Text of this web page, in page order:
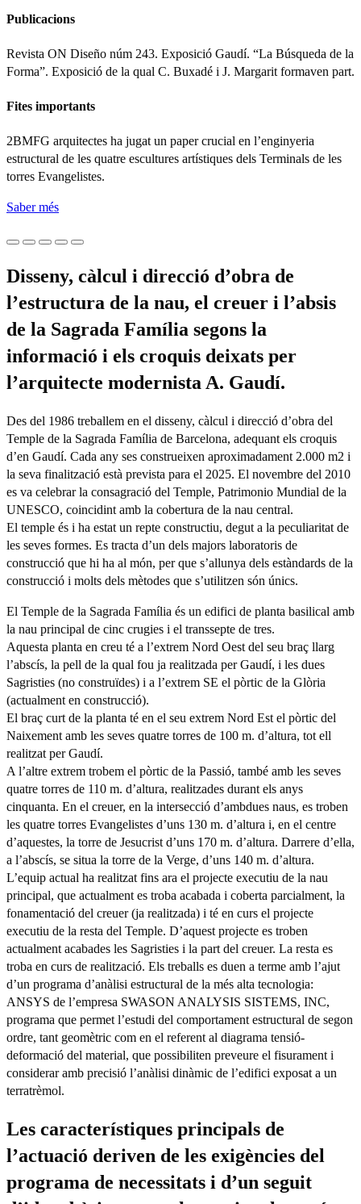
Publicacions
Revista ON Diseño núm 243. Exposició Gaudí. “La Búsqueda de la
Forma”. Exposició de la qual C. Buxadé i J. Margarit formaven part.
Fites importants
2BMFG arquitectes ha jugat un paper crucial en l’enginyeria
estructural de les quatre escultures artístiques dels Terminals de les
torres Evangelistes.
Saber més
Disseny, càlcul i direcció d’obra de
l’estructura de la nau, el creuer i l’absis
de la Sagrada Família segons la
informació i els croquis deixats per
l’arquitecte modernista A. Gaudí.
Des del 1986 treballem en el disseny, càlcul i direcció d’obra del
Temple de la Sagrada Família de Barcelona, adequant els croquis
d’en Gaudí. Cada any ses construeixen aproximadament 2.000 m2 i
la seva finalització està prevista para el 2025. El novembre del 2010
es va celebrar la consagració del Temple, Patrimonio Mundial de la
UNESCO, coincidint amb la cobertura de la nau central.
El temple és i ha estat un repte constructiu, degut a la peculiaritat de
les seves formes. Es tracta d’un dels majors laboratoris de
construcció que hi ha al món, per que s’allunya dels estàndards de la
construcció i molts dels mètodes que s’utilitzen són únics.
El Temple de la Sagrada Família és un edifici de planta basilical amb
la nau principal de cinc crugies i el transsepte de tres.
Aquesta planta en creu té a l’extrem Nord Oest del seu braç llarg
l’abscís, la pell de la qual fou ja realitzada per Gaudí, i les dues
Sagristies (no construïdes) i a l’extrem SE el pòrtic de la Glòria
(actualment en construcció).
El braç curt de la planta té en el seu extrem Nord Est el pòrtic del
Naixement amb les seves quatre torres de 100 m. d’altura, tot ell
realitzat per Gaudí.
A l’altre extrem trobem el pòrtic de la Passió, també amb les seves
quatre torres de 110 m. d’altura, realitzades durant els anys
cinquanta. En el creuer, en la intersecció d’ambdues naus, es troben
les quatre torres Evangelistes d’uns 130 m. d’altura i, en el centre
d’aquestes, la torre de Jesucrist d’uns 170 m. d’altura. Darrere d’ella,
a l’abscís, se situa la torre de la Verge, d’uns 140 m. d’altura.
L’equip actual ha realitzat fins ara el projecte executiu de la nau
principal, que actualment es troba acabada i coberta parcialment, la
fonamentació del creuer (ja realitzada) i té en curs el projecte
executiu de la resta del Temple. D’aquest projecte es troben
actualment acabades les Sagristies i la part del creuer. La resta es
troba en curs de realització. Els treballs es duen a terme amb l’ajut
d’un programa d’anàlisi estructural de la més alta tecnologia:
ANSYS de l’empresa SWASON ANALYSIS SISTEMS, INC,
programa que permet l’estudi del comportament estructural de segon
ordre, tant geomètric com en el referent al diagrama tensió-
deformació del material, que possibiliten preveure el fisurament i
considerar amb precisió l’anàlisi dinàmic de l’edifici exposat a un
terratrèmol.
Les característiques principals de
l’actuació deriven de les exigències del
programa de necessitats i d’un seguit